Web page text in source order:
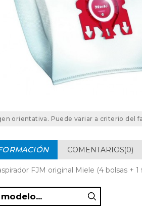
orientativa. Puede variar a criterio del
COMENTARIOS(0)
FJM original Miele (4 bolsas +